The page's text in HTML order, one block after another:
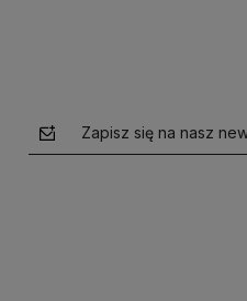
Zapisz się na nasz